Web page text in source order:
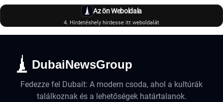
Az ön Weboldala
4. Hirdetéshely hirdesse itt weboldalát
DubaiNewsGroup
Fedezze fel Dubait: A modern csoda, ahol a kultúrák
találkoznak és a lehetőségek határtalanok.